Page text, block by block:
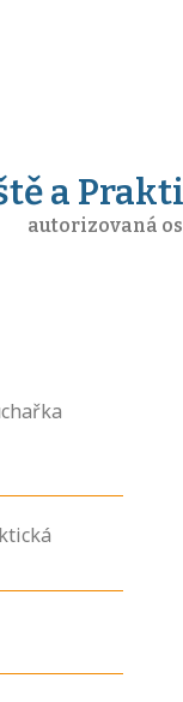
a
autorizovaná